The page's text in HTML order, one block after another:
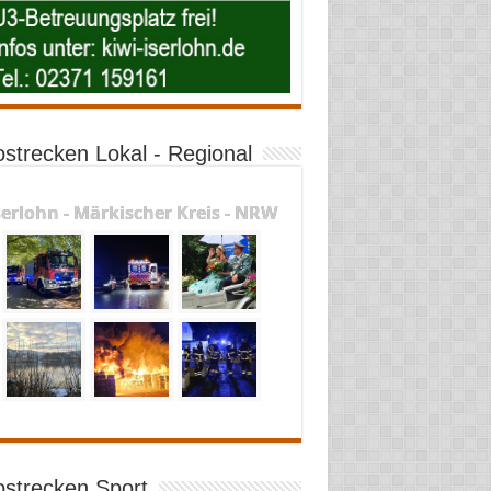
Lokal - Regional
- Märkischer Kreis - NRW